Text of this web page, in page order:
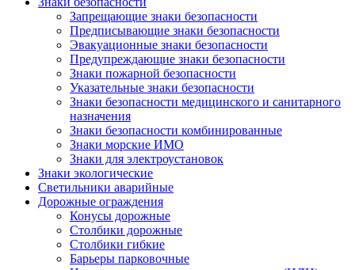
Запрещающие знаки безопасности
Предписывающие знаки безопасности
Эвакуационные знаки безопасности
Предупреждающие знаки безопасности
Знаки пожарной безопасности
Указательные знаки безопасности
Знаки безопасности медицинского и санитарного
назначения
Знаки безопасности комбинированные
Знаки морские ИМО
Знаки для электроустановок
Знаки экологические
Светильники аварийные
Дорожные ограждения
Конусы дорожные
Столбики дорожные
Столбики гибкие
Барьеры парковочные